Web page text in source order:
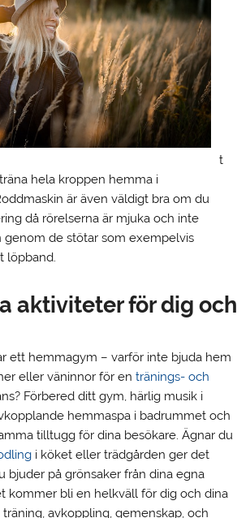
t
hela kroppen hemma i
är även väldigt bra om du
då rörelserna är mjuka och inte
genom de stötar som exempelvis
löpband.
aktiviteter för dig och
ett hemmagym – varför inte bjuda hem
eller väninnor för entränings- och
Förbered ditt gym, härlig musik i
hemmaspa i badrummet och
tilltugg för dina besökare. Ägnar du
i köket eller trädgården ger det
bjuder på grönsaker från dina egna
kommer bli en helkväll för dig och dina
avkoppling, gemenskap, och